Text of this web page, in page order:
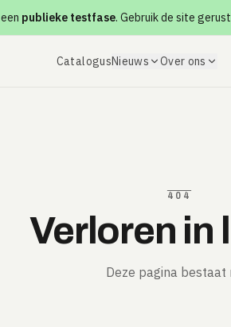
publieke testfase. Gebruik de site
CatalogusNieuws Over ons
404
Verloren in
Deze pagina bestaat